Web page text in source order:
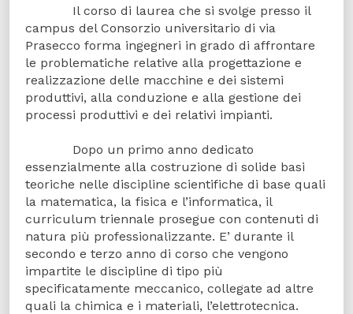
Il corso di laurea che si svolge presso il
campus del Consorzio universitario di via
Prasecco forma ingegneri in grado di affrontare
le problematiche relative alla progettazione e
realizzazione delle macchine e dei sistemi
produttivi, alla conduzione e alla gestione dei
processi produttivi e dei relativi impianti.
Dopo un primo anno dedicato
essenzialmente alla costruzione di solide basi
teoriche nelle discipline scientifiche di base quali
la matematica, la fisica e l’informatica, il
curriculum triennale prosegue con contenuti di
natura più professionalizzante. E’ durante il
secondo e terzo anno di corso che vengono
impartite le discipline di tipo più
specificatamente meccanico, collegate ad altre
quali la chimica e i materiali, l’elettrotecnica.